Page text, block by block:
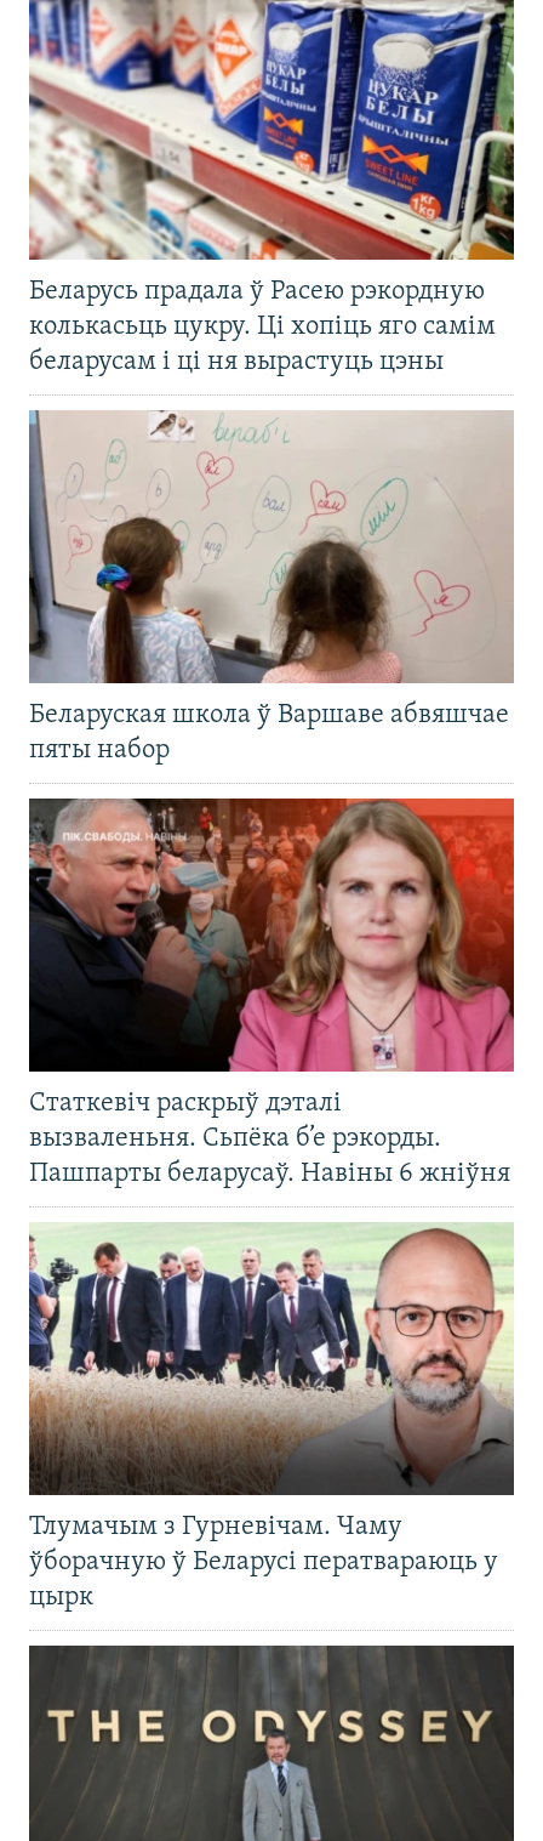
Беларусь прадала ў Расею рэкордную
колькасьць цукру. Ці хопіць яго самім
беларусам і ці ня вырастуць цэны
Беларуская школа ў Варшаве абвяшчае
пяты набор
Статкевіч раскрыў дэталі
вызваленьня. Сьпёка б’е рэкорды.
Пашпарты беларусаў. Навіны 6 жніўня
Тлумачым з Гурневічам. Чаму
ўборачную ў Беларусі ператвараюць у
цырк